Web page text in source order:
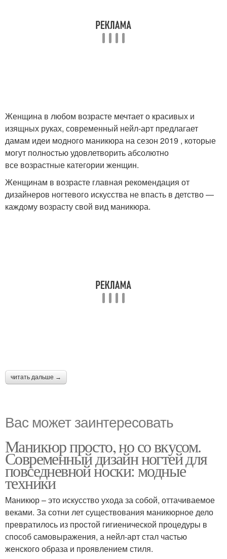
Женщина в любом возрасте мечтает о красивых и
изящных руках, современный нейл-арт предлагает
дамам идеи модного маникюра на сезон 2019 , которые
могут полностью удовлетворить абсолютно
все возрастные категории женщин.
Женщинам в возрасте главная рекомендация от
дизайнеров ногтевого искусства не впасть в детство —
каждому возрасту свой вид маникюра.
читать дальше →
Вас может заинтересовать
Маникюр просто, но со вкусом.
Современный дизайн ногтей для
повседневной носки: модные
техники
Маникюр – это искусство ухода за собой, оттачиваемое
веками. За сотни лет существования маникюрное дело
превратилось из простой гигиенической процедуры в
способ самовыражения, а нейл-арт стал частью
женского образа и проявлением стиля.